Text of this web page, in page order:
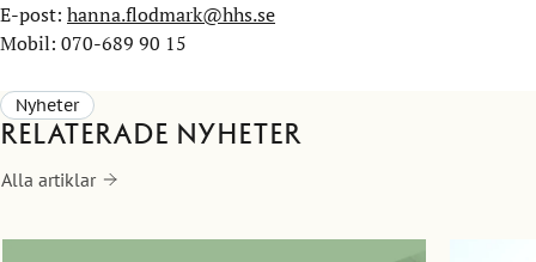
E-post: hanna.flodmark@hhs.se
Mobil: 070-689 90 15
Nyheter
Relaterade nyheter
Alla artiklar